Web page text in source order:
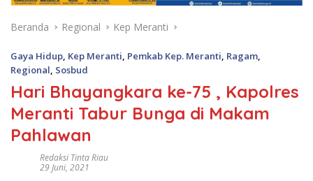
Beranda Regional Kep Meranti
Gaya Hidup, Kep Meranti, Pemkab Kep. Meranti, Ragam,
Regional, Sosbud
Hari Bhayangkara ke-75 , Kapolres
Meranti Tabur Bunga di Makam
Pahlawan
Redaksi Tinta Riau
29 Juni, 2021